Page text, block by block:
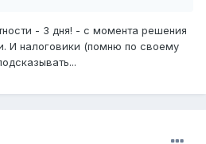
- 3 дня! - с момента решения
И налоговики (помню по своему